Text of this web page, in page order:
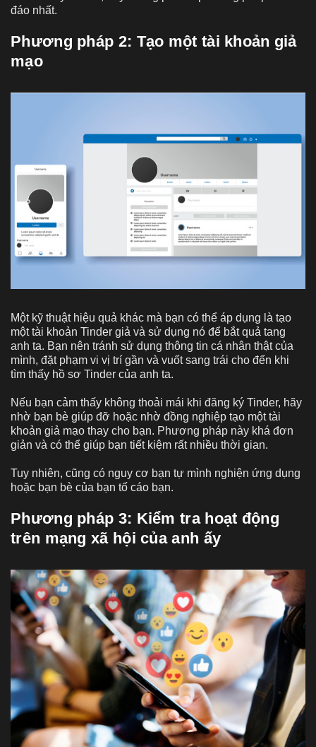
đáo nhất.
Phương pháp 2: Tạo một tài khoản giả
mạo
Một kỹ thuật hiệu quả khác mà bạn có thể áp dụng là tạo
một tài khoản Tinder giả và sử dụng nó để bắt quả tang
anh ta. Bạn nên tránh sử dụng thông tin cá nhân thật của
mình, đặt phạm vi vị trí gần và vuốt sang trái cho đến khi
tìm thấy hồ sơ Tinder của anh ta.
Nếu bạn cảm thấy không thoải mái khi đăng ký Tinder, hãy
nhờ bạn bè giúp đỡ hoặc nhờ đồng nghiệp tạo một tài
khoản giả mạo thay cho bạn. Phương pháp này khá đơn
giản và có thể giúp bạn tiết kiệm rất nhiều thời gian.
Tuy nhiên, cũng có nguy cơ bạn tự mình nghiện ứng dụng
hoặc bạn bè của bạn tố cáo bạn.
Phương pháp 3: Kiểm tra hoạt động
trên mạng xã hội của anh ấy